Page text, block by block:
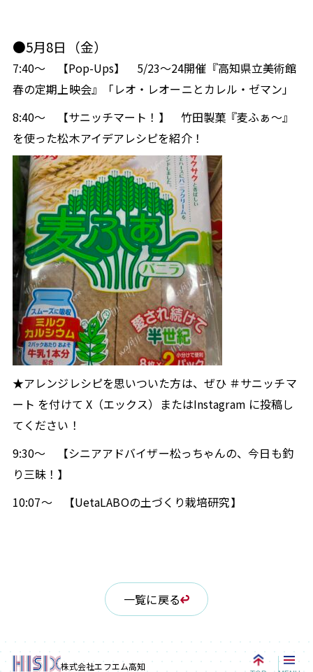
●5月8日（金）
7:40～ 【Pop-Ups】 5/23～24開催『高知県立美術館
春の定期上映会』「レオ・レオーニとカレル・ゼマン」
8:40～
【サニッチマート！】 竹田製菓『麦ふぁ～』
を使った松木アイデアレシピを紹介！
★アレンジレシピを思いついた方は、ぜひ ＃サニッチマ
ート を付けて X（エックス）またはInstagram に投稿し
てください！
9:30～
【シニアアドバイザー松っちゃんの、今日も釣
り三昧！】
10:07～
【UetaLABOの土づくり栽培研究】
一覧に戻る
株式会社エフエム高知